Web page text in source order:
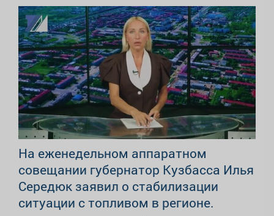
На еженедельном аппаратном
совещании губернатор Кузбасса Илья
Середюк заявил о стабилизации
ситуации с топливом в регионе.